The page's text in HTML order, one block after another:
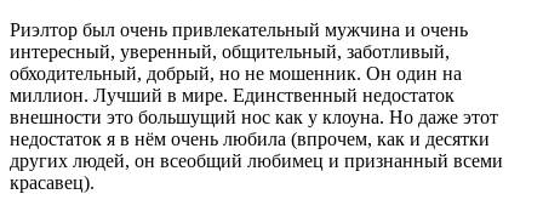
Риэлтор был очень привлекательный мужчина и очень
интересный, уверенный, общительный, заботливый,
обходительный, добрый, но не мошенник. Он один на
миллион. Лучший в мире. Единственный недостаток
внешности это большущий нос как у клоуна. Но даже этот
недостаток я в нём очень любила (впрочем, как и десятки
других людей, он всеобщий любимец и признанный всеми
красавец).